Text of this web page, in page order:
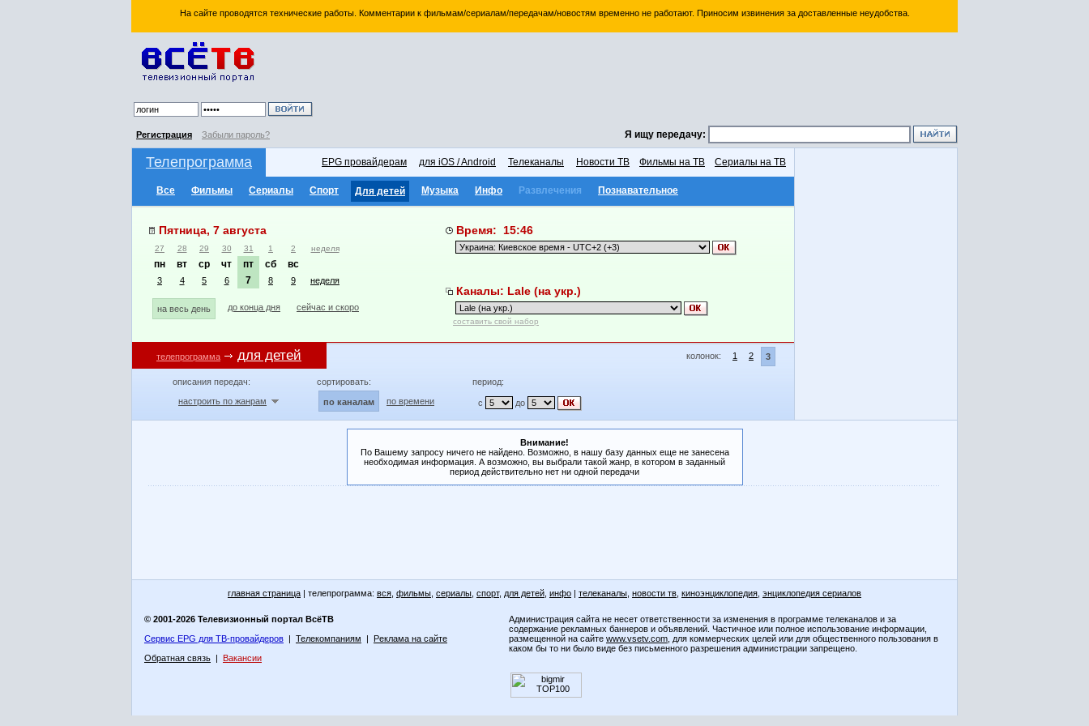
На сайте проводятся технические работы. Комментарии к фильмам/сериалам/передачам/новостям временно не работают. Приносим извинения за доставленные неудобства.
Регистрация Забыли пароль? Я ищу передачу:
Телепрограмма EPG провайдерам для iOS / Android Телеканалы Новости ТВ Фильмы на ТВ Сериалы на ТВ
Все Фильмы Сериалы Спорт Для детей Музыка Инфо Развлечения Познавательное
Пятница, 7 августа
27 28 29 30 31 1 2 неделя
пн вт ср чт пт сб вс
3 4 5 6 7 8 9 неделя
на весь день до конца дня сейчас и скоро
Время: 15:46
Каналы: Lale (на укр.)
составить свой набор
телепрограмма для детей колонок: 1 2 3
описания передач:
настроить по жанрам
сортировать:
по каналам по времени
период:
с до
Внимание!
По Вашему запросу ничего не найдено. Возможно, в нашу базу данных еще не занесена
необходимая информация. А возможно, вы выбрали такой жанр, в котором в заданный
период действительно нет ни одной передачи
главная страница | телепрограмма: вся фильмы сериалы спорт, для детей инфо | телеканалы новости тв киноэнциклопедия энциклопедия сериалов
© 2001-2026 Телевизионный портал ВсёТВ
Сервис EPG для ТВ-провайдеров | Телекомпаниям | Реклама на сайте
Обратная связь | Вакансии
Администрация сайта не несет ответственности за изменения в программе телеканалов и за
содержание рекламных баннеров и объявлений. Частичное или полное использование информации,
размещенной на сайте www.vsetv.com , для коммерческих целей или для общественного пользования в
каком бы то ни было виде без письменного разрешения администрации запрещено.